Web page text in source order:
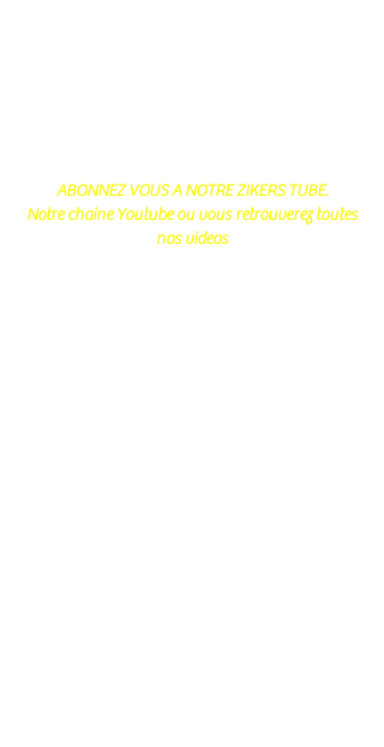
ABONNEZ VOUS A NOTRE ZIKERS TUBE.
Notre chaine Youtube ou vous retrouverez toutes
nos videos